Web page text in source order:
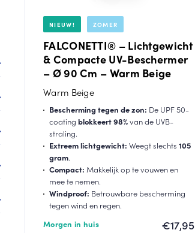
NIEUW! ZOMER
FALCONETTI® – Lichtgewicht
& Compacte UV-Beschermer
– Ø 90 Cm – Warm Beige
€17,95
Warm Beige
Bescherming tegen de zon: De UPF 50-
coating blokkeert 98%van de UVB-
straling.
Extreem lichtgewicht: Weegt slechts 105
gram.
Compact: Makkelijk op te vouwen en
mee te nemen.
Windproof: Betrouwbare bescherming
tegen wind en regen.
Morgen in huis